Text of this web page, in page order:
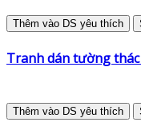
Thêm vào DS yêu thích
Tranh dán tường
Thêm vào DS yêu thích